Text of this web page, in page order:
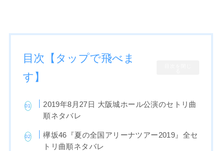
目次【タップで飛べま
す】
2019年8月27日 大阪城ホール公演のセトリ曲
順ネタバレ
欅坂46『夏の全国アリーナツアー2019』全セ
トリ曲順ネタバレ